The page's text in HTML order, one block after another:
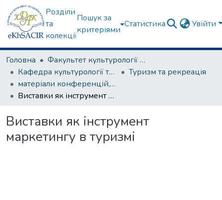
Розділи
та
колекції
Пошук за
критеріями
Статистика Увійти
Головна
Факультет культурології та соціальних комунікацій
Кафедра культурології та музеєзнавства
Туризм та рекреація
матеріали конференцій, семінарів, круглих столів та ін.
Виставки як інструмент маркетингу в туризмі
Виставки як інструмент
маркетингу в туризмі